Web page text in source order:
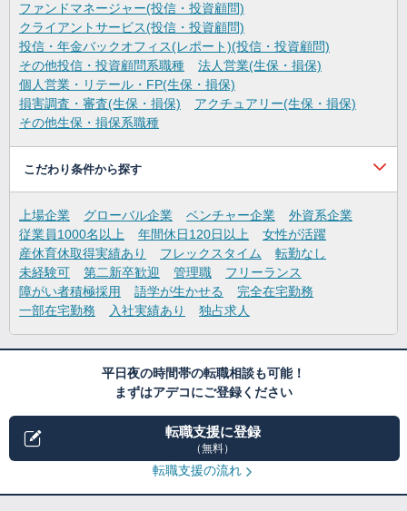
ファンドマネージャー(投信・投資顧問)
クライアントサービス(投信・投資顧問)
投信・年金バックオフィス(レポート)(投信・投資顧問)
その他投信・投資顧問系職種
法人営業(生保・損保)
個人営業・リテール・FP(生保・損保)
損害調査・審査(生保・損保)
アクチュアリー(生保・損保)
その他生保・損保系職種
こだわり条件から探す
上場企業 グローバル企業 ベンチャー企業
外資系企業
従業員1000名以上
年間休日120日以上
女性が活躍
産休育休取得実績あり
フレックスタイム
転勤なし
未経験可
第二新卒歓迎 管理職
フリーランス
障がい者積極採用
語学が生かせる
完全在宅勤務
一部在宅勤務
入社実績あり 独占求人
平日夜の時間帯の転職相談も可能！
まずはアデコにご登録ください
転職支援に登録
（無料）
転職支援の流れ